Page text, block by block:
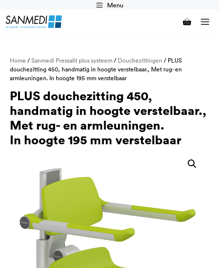
naar
de
Menu
Home /Sanmedi Pressalit plus systeem/ Douchezittingen / PLUS
douchezitting 450, handmatig in hoogte verstelbaar., Met rug- en
armleuningen. In hoogte 195 mm verstelbaar
PLUS douchezitting 450,
handmatig in hoogte verstelbaar.,
Met rug- en armleuningen.
In hoogte 195 mm verstelbaar